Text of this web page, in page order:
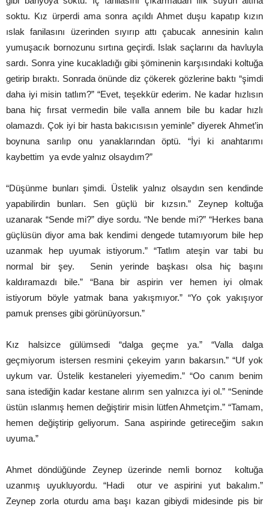
soktu. Kız ürperdi ama sonra açıldı Ahmet duşu kapatıp kızın
ıslak fanilasını üzerinden sıyırıp attı çabucak annesinin kalın
yumuşacık bornozunu sırtına geçirdi. Islak saçlarını da havluyla
sardı. Sonra yine kucakladığı gibi şöminenin karşısındaki koltuğa
getirip bıraktı. Sonrada önünde diz çökerek gözlerine baktı “şimdi
daha iyi misin tatlım?” “Evet, teşekkür ederim. Ne kadar hızlısın
bana hiç fırsat vermedin bile valla annem bile bu kadar hızlı
olamazdı. Çok iyi bir hasta bakıcısısın yeminle” diyerek Ahmet’in
boynuna sarılıp onu yanaklarından öptü. “İyi ki anahtarımı
kaybettim ya evde yalnız olsaydım?”
“Düşünme bunları şimdi. Üstelik yalnız olsaydın sen kendinde
yapabilirdin bunları. Sen güçlü bir kızsın.” Zeynep koltuğa
uzanarak “Sende mi?” diye sordu. “Ne bende mi?” “Herkes bana
güçlüsün diyor ama bak kendimi dengede tutamıyorum bile hep
uzanmak hep uyumak istiyorum.” “Tatlım ateşin var tabi bu
normal bir şey. Senin yerinde başkası olsa hiç başını
kaldıramazdı bile.” “Bana bir aspirin ver hemen iyi olmak
istiyorum böyle yatmak bana yakışmıyor.” “Yo çok yakışıyor
pamuk prenses gibi görünüyorsun.”
Kız halsizce gülümsedi “dalga geçme ya.” “Valla dalga
geçmiyorum istersen resmini çekeyim yarın bakarsın.” “Uf yok
uykum var. Üstelik kestaneleri yiyemedim.” “Oo canım benim
sana istediğin kadar kestane alırım sen yalnızca iyi ol.” “Seninde
üstün ıslanmış hemen değiştirir misin lütfen Ahmetçim.” “Tamam,
hemen değiştirip geliyorum. Sana aspirinde getireceğim sakın
uyuma.”
Ahmet döndüğünde Zeynep üzerinde nemli bornoz koltuğa
uzanmış uyukluyordu. “Hadi otur ve aspirini yut bakalım.”
Zeynep zorla oturdu ama başı kazan gibiydi midesinde pis bir